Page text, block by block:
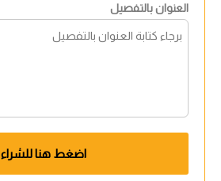
العنوان بالتفصيل
اضغط هنا للشراء